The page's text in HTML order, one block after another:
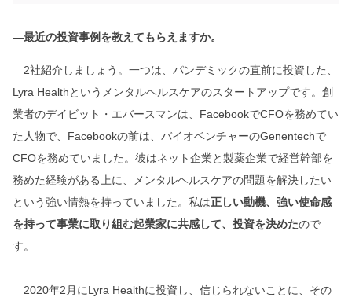
―最近の投資事例を教えてもらえますか。
2社紹介しましょう。一つは、パンデミックの直前に投資した、
Lyra Healthというメンタルヘルスケアのスタートアップです。創
業者のデイビット・エバースマンは、FacebookでCFOを務めてい
た人物で、Facebookの前は、バイオベンチャーのGenentechで
CFOを務めていました。彼はネット企業と製薬企業で経営幹部を
務めた経験がある上に、メンタルヘルスケアの問題を解決したい
という強い情熱を持っていました。私は正しい動機、強い使命感
を持って事業に取り組む起業家に共感して、投資を決めたので
す。
2020年2月にLyra Healthに投資し、信じられないことに、その